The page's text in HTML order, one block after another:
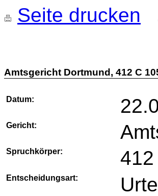
Seite drucken
Amtsgericht Dortmund, 412 C
Datum:
Gericht:
Spruchkörper: 412
Entscheidungsart: